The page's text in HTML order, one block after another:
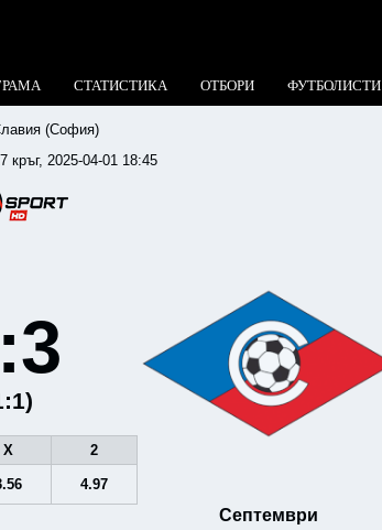
СТАТИСТИКА ОТБОРИ ФУТБОЛИСТИ
(София)
кръг, 2025-04-01 18:45
X 2
4.97
Септември